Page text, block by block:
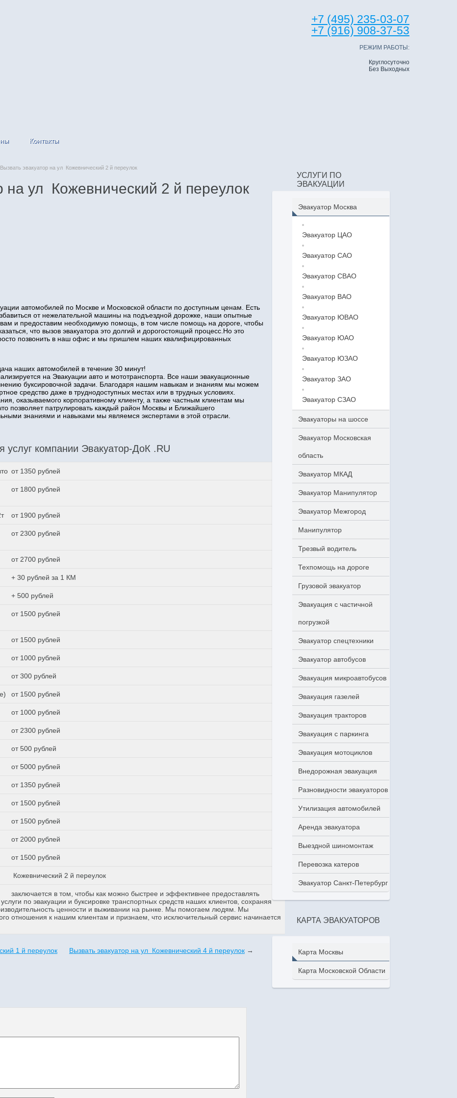
+7 (495) 235-03-07
+7 (916) 908-37-53
РЕЖИМ РАБОТЫ:
Круглосуточно
Без Выходных
Контакты
эвакуатор на ул Кожевнический 2 й переулок
на ул Кожевнический 2 й переулок
автомобилей по Москве и Московской области по доступным ценам. Есть
от нежелательной машины на подъездной дорожке, наши опытные
и предоставим необходимую помощь, в том числе помощь на дороге, чтобы
что вызов эвакуатора это долгий и дорогостоящий процесс.Но это
позвонить в наш офис и мы пришлем наших квалифицированных
наших автомобилей в течение 30 минут!
на Эвакуации авто и мототранспорта. Все наши эвакуационные
буксировочной задачи. Благодаря нашим навыкам и знаниям мы можем
средство даже в труднодоступных местах или в трудных условиях.
оказываемого корпоративному клиенту, а также частным клиентам мы
позволяет патрулировать каждый район Москвы и Ближайшего
знаниями и навыками мы являемся экспертами в этой отрасли.
компании Эвакуатор-ДоК .RU
от 1350 рублей
от 1800 рублей
от 1900 рублей
от 2300 рублей
от 2700 рублей
+ 30 рублей за 1 КМ
+ 500 рублей
от 1500 рублей
от 1500 рублей
от 1000 рублей
от 300 рублей
от 1500 рублей
от 1000 рублей
от 2300 рублей
от 500 рублей
от 5000 рублей
от 1350 рублей
от 1500 рублей
от 1500 рублей
от 2000 рублей
от 1500 рублей
Кожевнический 2 й переулок
заключается в том, чтобы как можно быстрее и эффективнее предоставлять
по эвакуации и буксировке транспортных средств наших клиентов, сохраняя
ценности и выживании на рынке. Мы помогаем людям. Мы
отношения к нашим клиентам и признаем, что исключительный сервис начинается
1 й переулок Вызвать эвакуатор на ул Кожевнический 4 й переулок →
УСЛУГИ ПО
ЭВАКУАЦИИ
Эвакуатор Москва
Эвакуатор ЦАО
Эвакуатор САО
Эвакуатор СВАО
Эвакуатор ВАО
Эвакуатор ЮВАО
Эвакуатор ЮАО
Эвакуатор ЮЗАО
Эвакуатор ЗАО
Эвакуатор СЗАО
Эвакуаторы на шоссе
Эвакуатор Московская
область
Эвакуатор МКАД
Эвакуатор Манипулятор
Эвакуатор Межгород
Манипулятор
Трезвый водитель
Техпомощь на дороге
Грузовой эвакуатор
Эвакуация с частичной
погрузкой
Эвакуатор спецтехники
Эвакуатор автобусов
Эвакуация микроавтобусов
Эвакуация газелей
Эвакуация тракторов
Эвакуация с паркинга
Эвакуация мотоциклов
Внедорожная эвакуация
Разновидности эвакуаторов
Утилизация автомобилей
Аренда эвакуатора
Выездной шиномонтаж
Перевозка катеров
Эвакуатор Санкт-Петербург
КАРТА ЭВАКУАТОРОВ
Карта Москвы
Карта Московской Области